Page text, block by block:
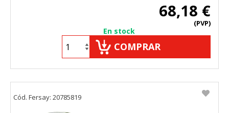
68,18 €
(PVP)
En stock
COMPRAR
Cód. Fersay: 20785819